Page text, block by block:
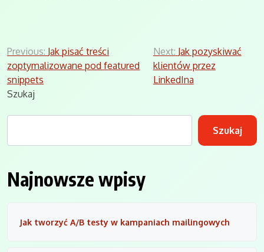
Nawigacja
wpisu
Previous: Jak pisać treści
zoptymalizowane pod featured
snippets
Next: Jak pozyskiwać
klientów przez
LinkedIna
Szukaj
Szukaj
Najnowsze wpisy
Jak tworzyć A/B testy w kampaniach mailingowych